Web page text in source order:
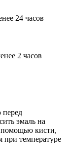
24 часов
2 часов
перед
эмаль на
помощью кисти,
при температуре